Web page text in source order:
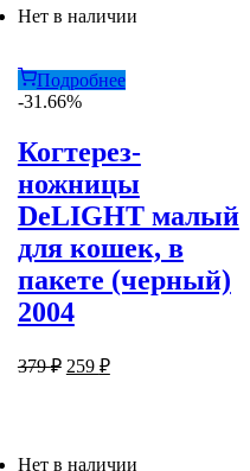
Нет в наличии
Подробнее
-31.66%
Когтерез-
ножницы
DeLIGHT малый
для кошек, в
пакете (черный)
2004
379₽ Первоначальная
259 ₽Текущая
Нет в наличии